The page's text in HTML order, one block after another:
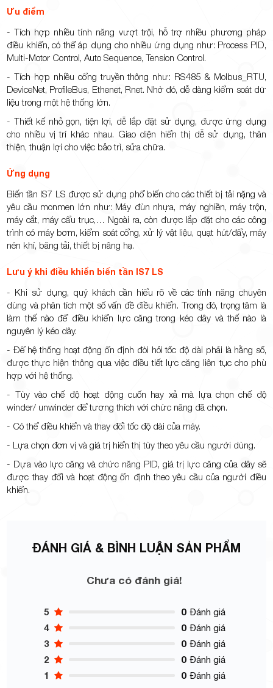
Ưu điểm
- Tích hợp nhiều tính năng vượt trội, hỗ trợ nhiều phương pháp
điều khiển, có thể áp dụng cho nhiều ứng dụng như: Process PID,
Multi-Motor Control, Auto Sequence, Tension Control.
- Tích hợp nhiều cổng truyền thông như: RS485 & Molbus_RTU,
DeviceNet, ProfileBus, Ethenet, Rnet. Nhờ đó, dễ dàng kiểm soát dữ
liệu trong một hệ thống lớn.
- Thiết kế nhỏ gọn, tiện lợi, dễ lắp đặt sử dụng, được ứng dụng
cho nhiều vị trí khác nhau. Giao diện hiển thị dễ sử dụng, thân
thiện, thuận lợi cho việc bảo trì, sửa chữa.
Ứng dụng
Biến tần IS7 LS được sử dụng phổ biến cho các thiết bị tải nặng và
yêu cầu monmen lớn như: Máy đùn nhựa, máy nghiền, máy trộn,
máy cắt, máy cẩu trục,… Ngoài ra, còn được lắp đặt cho các công
trình có máy bơm, kiểm soát cổng, xử lý vật liệu, quạt hút/đẩy, máy
nén khí, băng tải, thiết bị nâng hạ.
Lưu ý khi điều khiển biến tần IS7 LS
- Khi sử dụng, quý khách cần hiểu rõ về các tính năng chuyên
dùng và phân tích một số vấn đề điều khiển. Trong đó, trọng tâm là
làm thế nào để điều khiển lực căng trong kéo dây và thế nào là
nguyên lý kéo dây.
- Để hệ thống hoạt động ổn định đòi hỏi tốc độ dài phải là hằng số,
được thực hiện thông qua việc điều tiết lực căng liên tục cho phù
hợp với hệ thống.
- Tùy vào chế độ hoạt động cuốn hay xả mà lựa chọn chế độ
winder/ unwinder để tương thích với chức năng đã chọn.
- Có thể điều khiển và thay đổi tốc độ dài của máy.
- Lựa chọn đơn vị và giá trị hiển thị tùy theo yêu cầu người dùng.
- Dựa vào lực căng và chức năng PID, giá trị lực căng của dây sẽ
được thay đổi và hoạt động ổn định theo yêu cầu của người điều
khiển.
ĐÁNH GIÁ & BÌNH LUẬN SẢN PHẨM
Chưa có đánh giá!
5 0 Đánh giá
4 0 Đánh giá
3 0 Đánh giá
2 0 Đánh giá
1 0 Đánh giá